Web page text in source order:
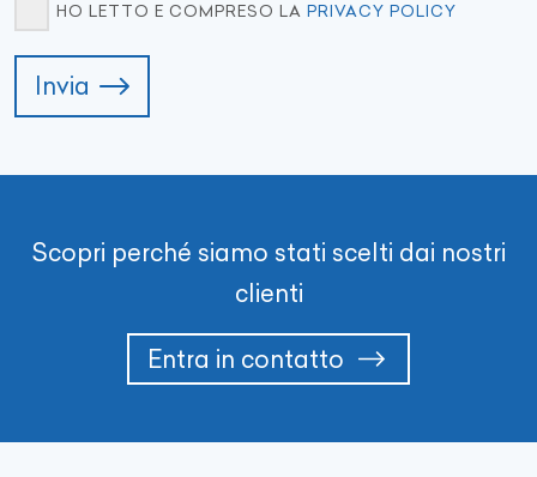
HO LETTO E COMPRESO LA PRIVACY POLICY
Invia
Scopri perché siamo stati scelti dai nostri
clienti
Entra in contatto